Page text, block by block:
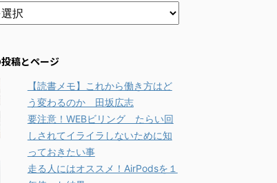
稿とページ
【読書メモ】これから働き方はど
う変わるのか 田坂広志
要注意！WEBビリング たらい回
しされてイライラしないために知
っておきたい事
走る人にはオススメ！AirPodsを１